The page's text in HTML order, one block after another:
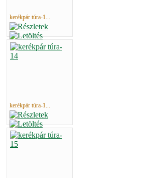
kerékpár túra-1...
kerékpár túra-1...